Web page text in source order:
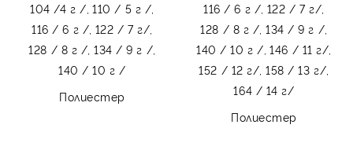
104 /4 г /, 110 / 5 г /,
116 / 6 г /, 122 / 7 г/,
128 / 8 г /, 134 / 9 г /,
140 / 10 г /
Полиестер
116 / 6 г /, 122 / 7 г/,
128 / 8 г /, 134 / 9 г /,
140 / 10 г /, 146 / 11 г/,
152 / 12 г/, 158 / 13 г/,
164 / 14 г/
Полиестер